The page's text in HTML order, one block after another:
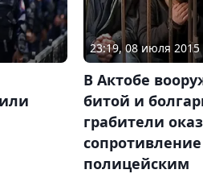
23:19, 08 июля 2015
В Актобе
битой и
грабители
сопротивление
полицейским